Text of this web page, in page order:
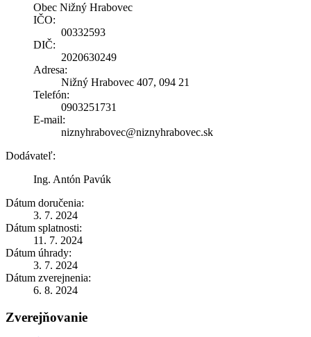
Obec Nižný Hrabovec
IČO:
00332593
DIČ:
2020630249
Adresa:
Nižný Hrabovec 407, 094 21
Telefón:
0903251731
E-mail:
niznyhrabovec@niznyhrabovec.sk
Dodávateľ:
Ing. Antón Pavúk
Dátum doručenia:
3. 7. 2024
Dátum splatnosti:
11. 7. 2024
Dátum úhrady:
3. 7. 2024
Dátum zverejnenia:
6. 8. 2024
Zverejňovanie